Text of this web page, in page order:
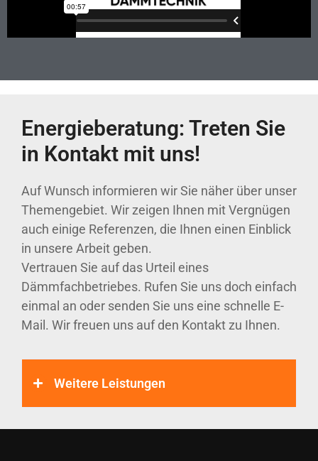
Energieberatung: Treten Sie
in Kontakt mit uns!
Auf Wunsch informieren wir Sie näher über unser
Themengebiet. Wir zeigen Ihnen mit Vergnügen
auch einige Referenzen, die Ihnen einen Einblick
in unsere Arbeit geben.
Vertrauen Sie auf das Urteil eines
Dämmfachbetriebes. Rufen Sie uns doch einfach
einmal an oder senden Sie uns eine schnelle E-
Mail. Wir freuen uns auf den Kontakt zu Ihnen.
Weitere Leistungen